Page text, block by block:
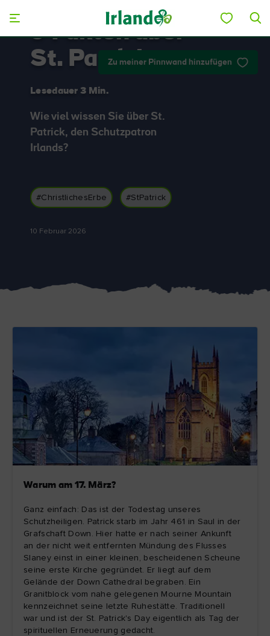
Studiotour
Zu meiner Pinnwand hinzufügen
9 Fakten über
St. Patrick
Lesedauer 3 Min.
Wie viel wissen Sie über St.
Patrick, den Schutzpatron
Irlands?
#ChristlichesErbe #StPatrick
10 Februar 2026
Warum am 17. März?
Ganz einfach: Das ist der Todestag unseres
Schutzheiligen. Patrick starb im Jahr 461 in Saul in der
Grafschaft Down. Hier hatte er nach seiner Ankunft
an der nicht weit entfernten Mündung des Flusses
Slaney einst in einer kleinen, bescheidenen Scheune
seine erste Kirche gegründet. Er liegt auf dem
Gelände der Down Cathedral begraben. Ein
Granitblock vom nahe gelegenen Mourne Mountain
kennzeichnet seine letzte Ruhestätte. Traditionell
war und ist der St. Patrick's Day eigentlich als Tag der
spirituellen Erneuerung gedacht.